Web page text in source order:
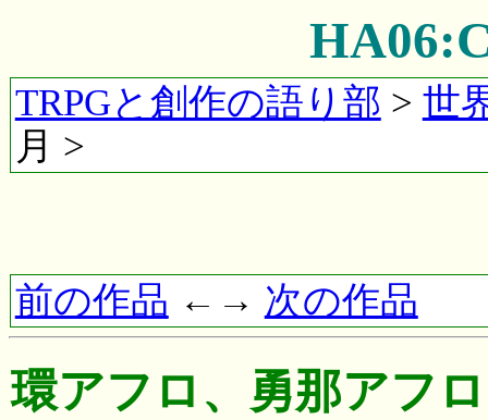
TRPGと創作の語り部 > 世
月 >
前の作品 ←→ 次の作品
環アフロ、勇那アフロ